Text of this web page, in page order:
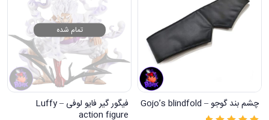
چشم بند گوجو – Gojo’s blindfold
تمام شده
فیگور گیر فایو لوفی – Luffy
action figure